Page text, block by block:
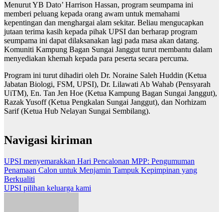
Menurut YB Dato’ Harrison Hassan, program seumpama ini
memberi peluang kepada orang awam untuk memahami
kepentingan dan menghargai alam sekitar. Beliau mengucapkan
jutaan terima kasih kepada pihak UPSI dan berharap program
seumpama ini dapat dilaksanakan lagi pada masa akan datang.
Komuniti Kampung Bagan Sungai Janggut turut membantu dalam
menyediakan khemah kepada para peserta secara percuma.
Program ini turut dihadiri oleh Dr. Noraine Saleh Huddin (Ketua
Jabatan Biologi, FSM, UPSI), Dr. Lilawati Ab Wahab (Pensyarah
UiTM), En. Tan Jen Hoe (Ketua Kampung Bagan Sungai Janggut),
Razak Yusoff (Ketua Pengkalan Sungai Janggut), dan Norhizam
Sarif (Ketua Hub Nelayan Sungai Sembilang).
Navigasi kiriman
UPSI menyemarakkan Hari Pencalonan MPP: Pengumuman
Penamaan Calon untuk Menjamin Tampuk Kepimpinan yang
Berkualiti
UPSI pilihan keluarga kami